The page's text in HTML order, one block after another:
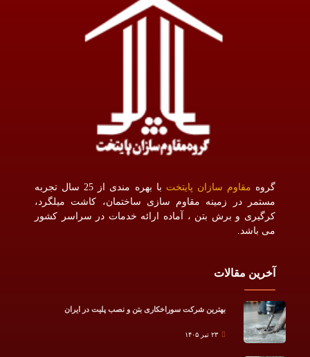
گروه مقاوم سازان پایتخت
با بهره مندی از 25 سال تجربه
مستمر در زمینه مقاوم سازی ساختمان، کاشت میلگرد،
کرگیری و برش بتن ، آماده ارائه خدمات در سراسر کشور
می باشد.
آخرین مقالات
بهترین شرکت سوراخکاری بتن و نصب پلیت در ایران
۲۳ تیر ۱۴۰۵